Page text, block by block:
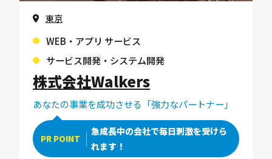
東京
WEB・アプリ サービス
サービス開発・システム開発
株式会社Walkers
あなたの事業を成功させる「強力なパートナー」
PR POINT
急成長中の会社で毎日刺激を受けら
れます！